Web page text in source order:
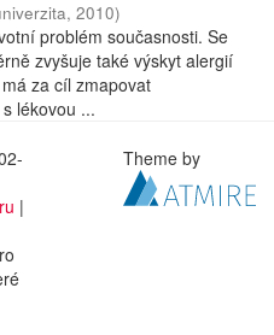
, 2010)
problém současnosti. Se
zvyšuje také výskyt alergií
za cíl zmapovat
lékovou ...
|
Theme by